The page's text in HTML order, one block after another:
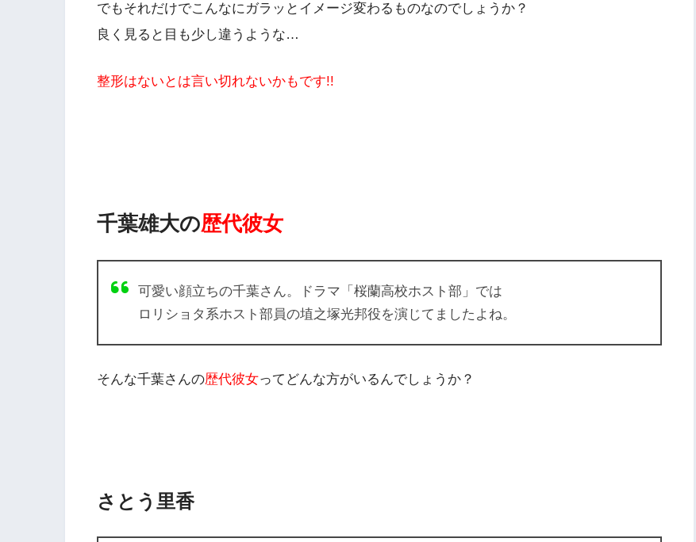
でもそれだけでこんなにガラッとイメージ変わるものなのでしょうか？
良く見ると目も少し違うような…
整形はないとは言い切れないかもです!!
千葉雄大の歴代彼女
可愛い顔立ちの千葉さん。ドラマ 「桜蘭高校ホスト部」 では
ロリショタ系ホスト部員の埴之塚光邦役を演じてましたよね。
そんな千葉さんの歴代彼女ってどんな方がいるんでしょうか？
さとう里香